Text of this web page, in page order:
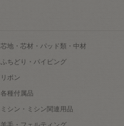
芯地・芯材・パッド類・中材
ふちどり・パイピング
リボン
各種付属品
ミシン・ミシン関連用品